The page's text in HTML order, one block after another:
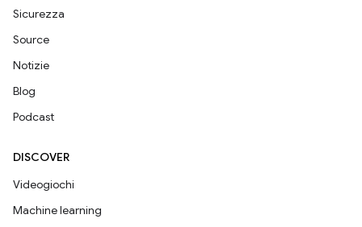
Sicurezza
Source
Notizie
Blog
Podcast
DISCOVER
Videogiochi
Machine learning